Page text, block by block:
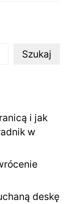
Szukaj
i jak
w
deskę